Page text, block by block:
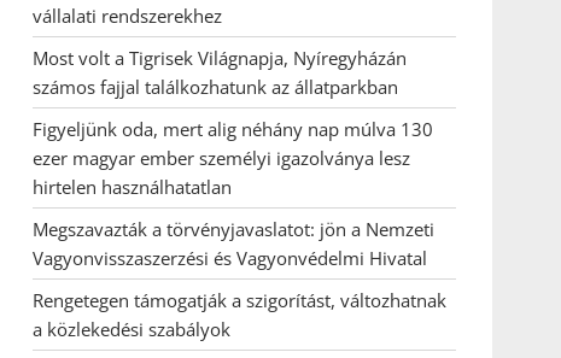
vállalati rendszerekhez
Most volt a Tigrisek Világnapja, Nyíregyházán
számos fajjal találkozhatunk az állatparkban
Figyeljünk oda, mert alig néhány nap múlva 130
ezer magyar ember személyi igazolványa lesz
hirtelen használhatatlan
Megszavazták a törvényjavaslatot: jön a Nemzeti
Vagyonvisszaszerzési és Vagyonvédelmi Hivatal
Rengetegen támogatják a szigorítást, változhatnak
a közlekedési szabályok